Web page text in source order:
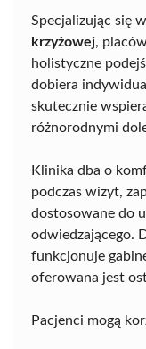
Specjalizując się w
krzyżowej,
holistyczne
dobiera
skutecznie
różnorodnymi
Klinika dba o
podczas wizyt,
dostosowane do
odwiedzającego.
funkcjonuje
oferowana jest
Pacjenci mogą